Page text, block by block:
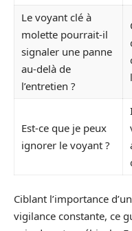
Le voyant clé à
molette pourrait-il
signaler une panne
au-delà de
l’entretien ?
Est-ce que je peux
ignorer le voyant ?
Ciblant l’importance
vigilance constante, ce